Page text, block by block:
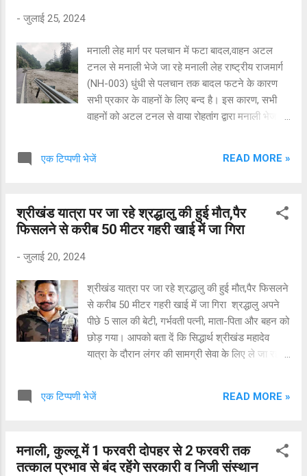
- जुलाई 25, 2024
मनाली लेह मार्ग पर पलचान में फटा बादल,वाहन अटल
टनल से मनाली भेजे जा रहे मनाली लेह राष्ट्रीय राजमार्ग
(NH-003) धुंधी से पलचान तक बादल फटने के कारण
सभी प्रकार के वाहनों के लिए बन्द है। इस कारण, सभी
वाहनों को अटल टनल से वाया रोहतांग द्वारा मनाली भेजा
से गाड़ी चलाएं और रास्ते में संभावित खतरों से अवगत रहें।
करें: जिला आपदा नियंत्रण कक्ष: 9459461355, कंट्रोल
रूम: 8988092298
एक टिप्पणी भेजें READ MORE »
श्रीखंड यात्रा पर जा रहे श्रद्धालु की हुई मौत,पैर
फिसलने से करीब 50 मीटर गहरी खाई में जा गिरा
- जुलाई 20, 2024
श्रीखंड यात्रा पर जा रहे श्रद्धालु की हुई मौत,पैर फिसलने
से करीब 50 मीटर गहरी खाई में जा गिरा श्रद्धालु अपने
पीछे 5 साल की बेटी, गर्भवती पत्नी, माता-पिता और बहन को
छोड़ गया। आपको बता दें कि सिद्धार्थ श्रीखंड महादेव
यात्रा के दौरान लंगर की सामग्री सेवा के लिए ले जा रहा
जा गिरा और गंभीर रूप से घायल हो गया। सिद्धार्थ को
ले जाया गया, जहां से उसे रामपुर के खनेरी अस्पताल भेज
गया। चिकित्सकों ने गंभीर हालत को देखते उसे
एक टिप्पणी भेजें READ MORE »
मनाली, कुल्लू में 1 फरवरी दोपहर से 2 फरवरी तक
तत्काल प्रभाव से बंद रहेंगे सरकारी व निजी संस्थान